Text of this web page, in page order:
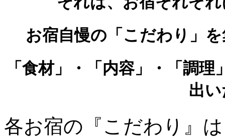
お宿自慢の「こだわり」
「食材」
・ 「内容」 ・
「調理
出
各お宿の『こだわり』